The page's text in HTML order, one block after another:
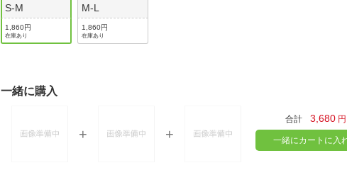
S-M
1,860円
在庫あり
M-L
1,860円
在庫あり
一緒に購入
合計 3,680 円
一緒にカートに入